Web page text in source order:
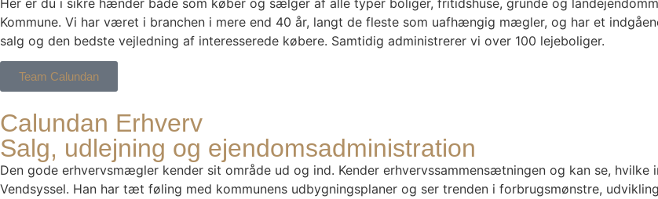
Kommune. Vi har været i branchen i mere end 40 år, langt de fleste som uafhængig mægler, og har et
salg og den bedste vejledning af interesserede købere. Samtidig administrerer vi over 100 lejeboliger.
Team Calundan
Calundan Erhverv
Salg, udlejning og ejendomsadministration
Den gode erhvervsmægler kender sit område ud og ind. Kender erhvervssammensætningen og kan se,
Vendsyssel. Han har tæt føling med kommunens udbygningsplaner og ser trenden i forbrugsmønstre,